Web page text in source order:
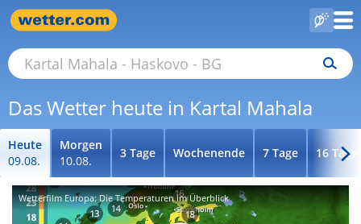
Das Wetter heute in Kartal Mahala
Heute
09.08.
Morgen
10.08.
3 Tage Wochenende 7 Tage 16 Tage
Wetterfilm Europa: Die Temperaturen im Überblick